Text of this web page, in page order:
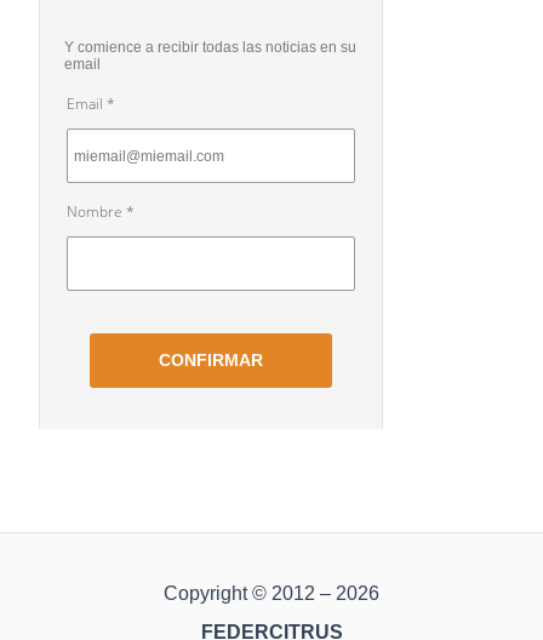
Copyright © 2012 – 2026
FEDERCITRUS